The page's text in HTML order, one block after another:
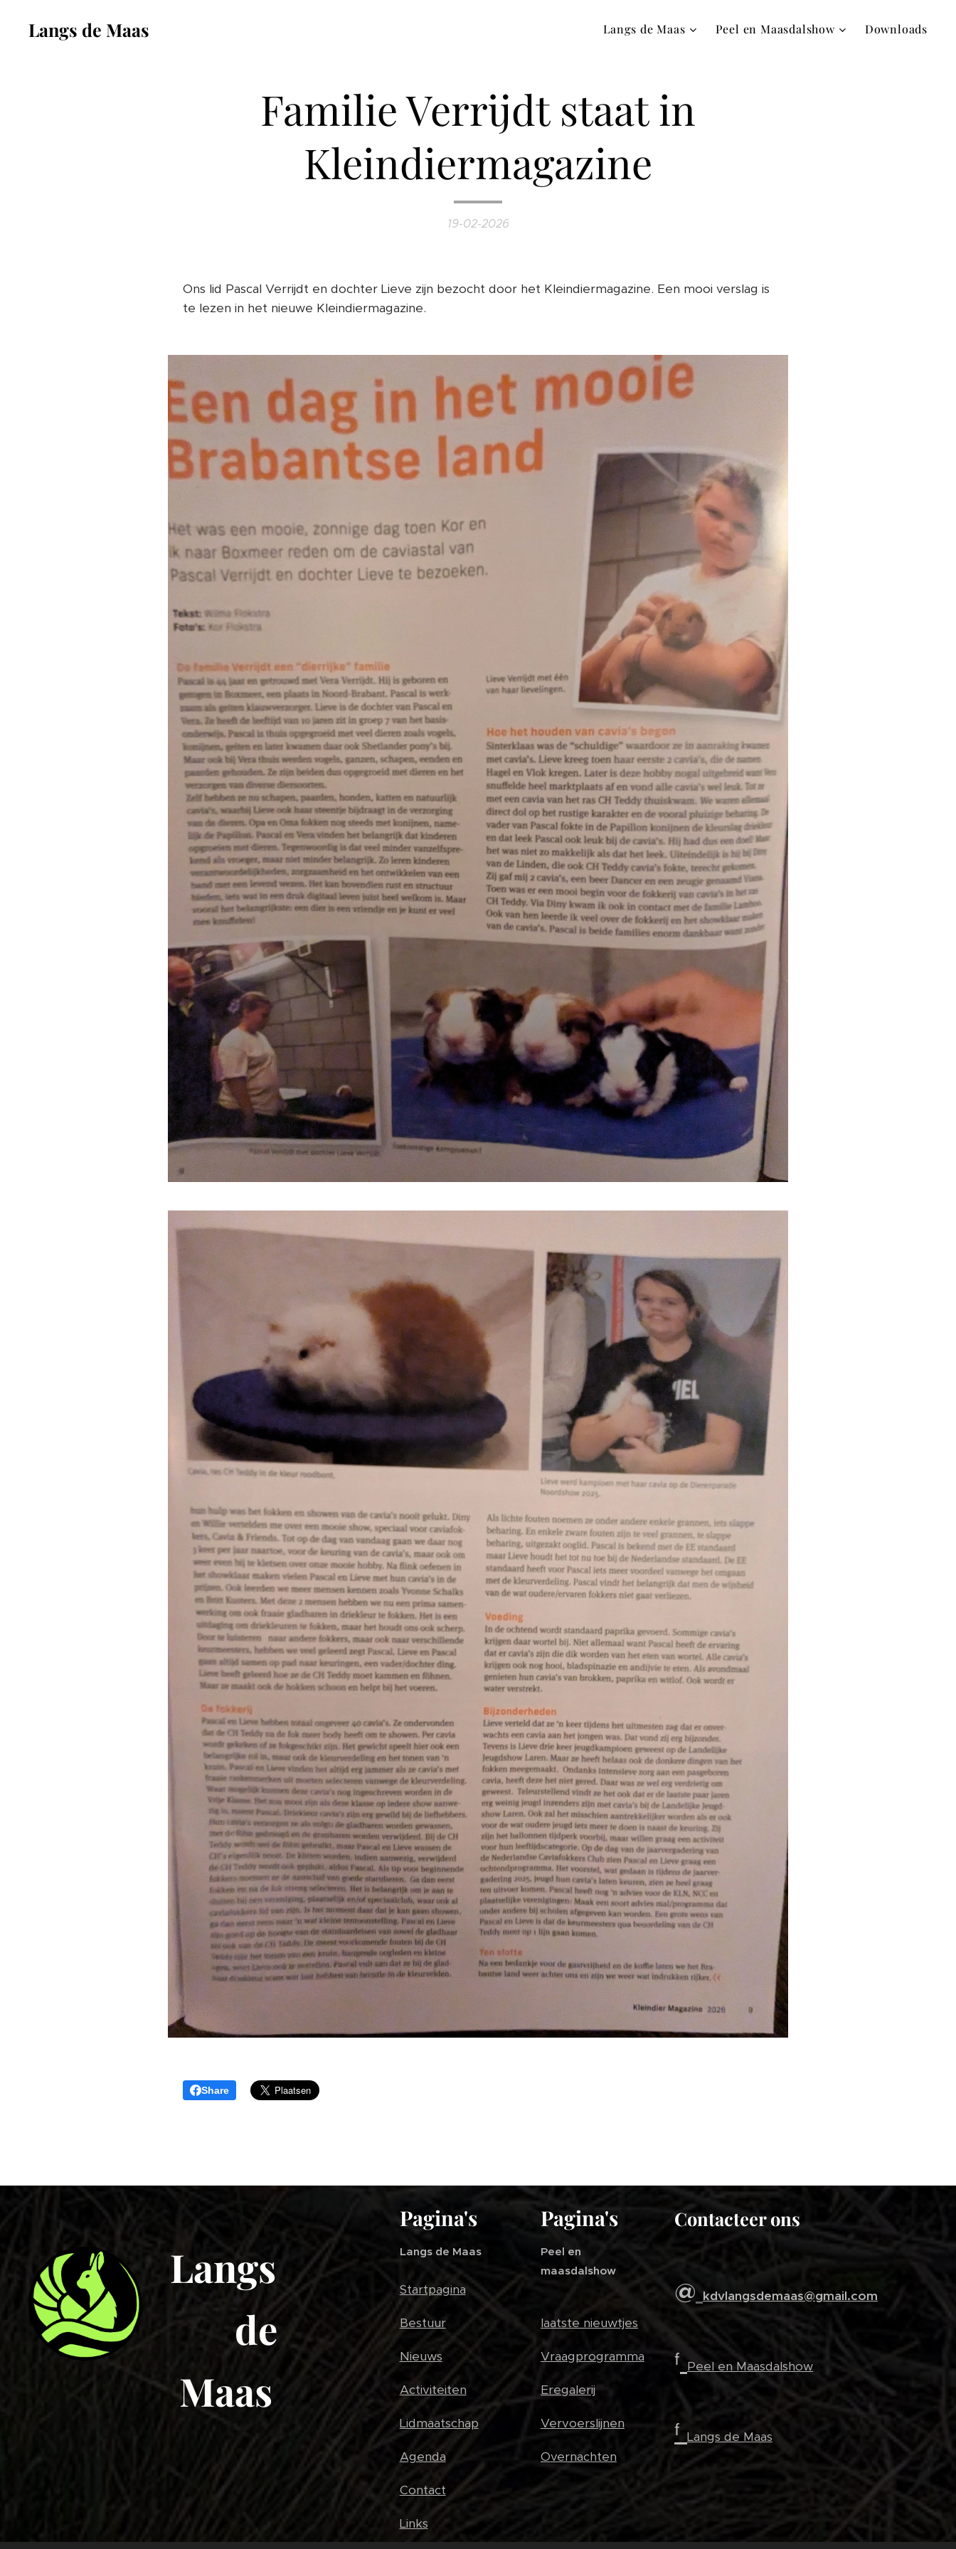
Langs de Maas Langs de Maas Peel en Maasdalshow Downloads
Familie Verrijdt staat in
Kleindiermagazine
19-02-2026
Ons lid Pascal Verrijdt en dochter Lieve zijn bezocht door het Kleindiermagazine. Een mooi verslag is
te lezen in het nieuwe Kleindiermagazine.
Share
Langs
de
Maas
Pagina's
Langs de Maas
Startpagina
Bestuur
Nieuws
Activiteiten
Lidmaatschap
Agenda
Contact
Links
Pagina's
Peel en
maasdalshow
laatste nieuwtjes
Vraagprogramma
Eregalerij
Vervoerslijnen
Overnachten
Contacteer ons
@ kdvlangsdemaas@gmail.com
ᶠ Peel en Maasdalshow
ᶠ Langs de Maas